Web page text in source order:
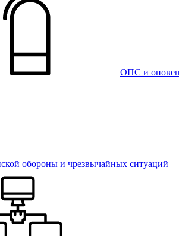
ОПС и
обороны и чрезвычайных ситуаций